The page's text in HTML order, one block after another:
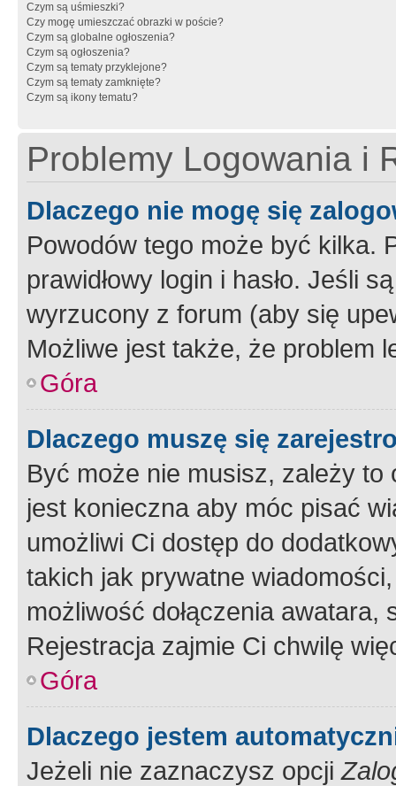
Czym są uśmieszki?
Czy mogę umieszczać obrazki w poście?
Czym są globalne ogłoszenia?
Czym są ogłoszenia?
Czym są tematy przyklejone?
Czym są tematy zamknięte?
Czym są ikony tematu?
Problemy Logowania i
Dlaczego nie mogę się
Powodów tego może być kilka.
prawidłowy login i hasło. Jeśli
wyrzucony z forum (aby się
Możliwe jest także, że problem
Góra
Dlaczego muszę się
Być może nie musisz, zależy
jest konieczna aby móc pisać
umożliwi Ci dostęp do
takich jak prywatne
możliwość dołączenia
Rejestracja zajmie Ci chwilę
Góra
Dlaczego jestem
Jeżeli nie zaznaczysz opcji